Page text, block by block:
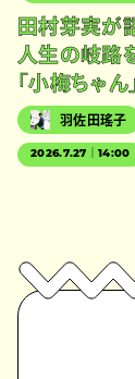
田村芽実が
人生の岐路
「小梅ちゃん
羽佐田瑤子
2026.7.27｜14:00